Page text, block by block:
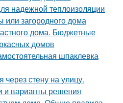
надежной теплоизоляции
или загородного дома
дома. Бюджетные
домов
шпаклевка
стену на улицу.
и варианты решения